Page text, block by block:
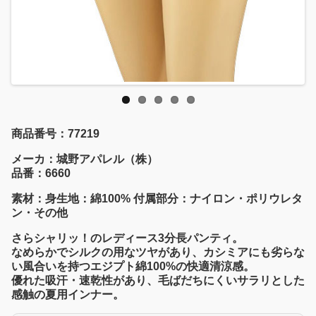
商品番号：77219
メーカ：城野アパレル（株）
品番：6660
素材：身生地：綿100% 付属部分：ナイロン・ポリウレタ
ン・その他
さらシャリッ！のレディース3分長パンティ。
なめらかでシルクの用なツヤがあり、カシミアにも劣らな
い風合いを持つエジプト綿100%の快適清涼感。
優れた吸汗・速乾性があり、毛ばだちにくいサラリとした
感触の夏用インナー。